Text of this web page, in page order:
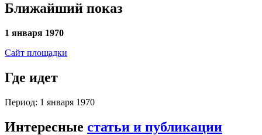
Ближайший показ
1 января 1970
Сайт площадки
Где идет
Период: 1 января 1970
Интересные статьи и публикации